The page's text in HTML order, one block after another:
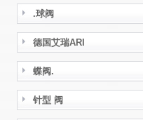
.球阀
德国艾瑞ARI
蝶阀.
针型 阀